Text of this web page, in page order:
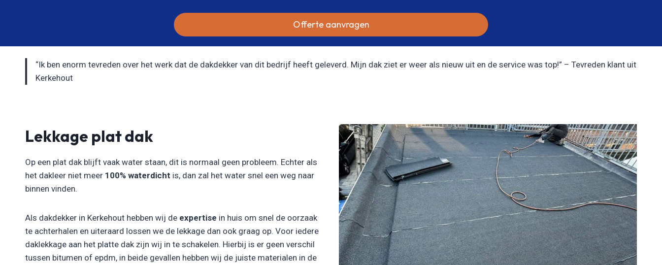
Offerte aanvragen
“Ik ben enorm tevreden over het werk dat de dakdekker van dit bedrijf heeft geleverd. Mijn dak ziet er weer als nieuw uit en de service was top!” – Tevreden klant uit
Kerkehout
Lekkage plat dak
Op een plat dak blijft vaak water staan, dit is normaal geen probleem. Echter als
het dakleer niet meer 100% waterdicht is, dan zal het water snel een weg naar
binnen vinden.
Als dakdekker in Kerkehout hebben wij de expertise in huis om snel de oorzaak
te achterhalen en uiteraard lossen we de lekkage dan ook graag op. Voor iedere
daklekkage aan het platte dak zijn wij in te schakelen. Hierbij is er geen verschil
tussen bitumen of epdm, in beide gevallen hebben wij de juiste materialen in de